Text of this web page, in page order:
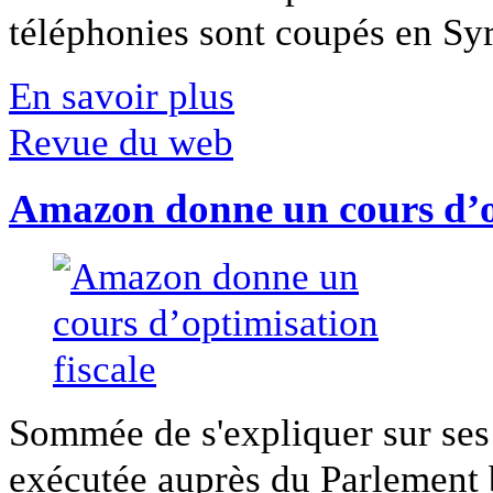
téléphonies sont coupés en
En savoir plus
Revue du web
Amazon donne un cours
Sommée de s'expliquer sur
exécutée auprès du